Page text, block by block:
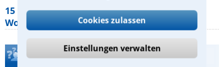
Cookies zulassen
Einstellungen verwalten
15 elementare Rechte, die jeder
Wohnungseigentümer kennen sollte
Teste Dein Rechtswissen